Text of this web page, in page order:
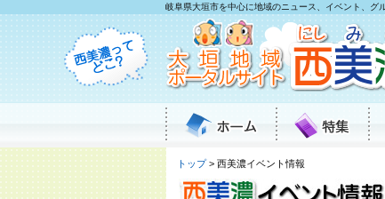
岐阜県大垣市を中心に地域のニュース、イベント、グ
トップ> 西美濃イベント情報